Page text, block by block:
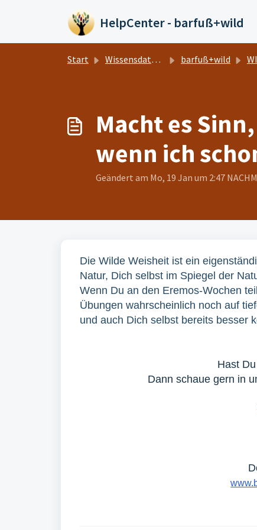
HelpCenter - barfuß+wild
Start Wissensdatenbank barfuß+wild
Macht es
wenn ich
Geändert am Mo, 19 Jan um 2:47
Die Wilde Weisheit ist ein
Natur, Dich selbst im Spiegel der
Wenn Du an den Eremos-Wochen
Übungen wahrscheinlich noch auf
und auch Dich selbst bereits besser
Hast
Dann schaue gern in